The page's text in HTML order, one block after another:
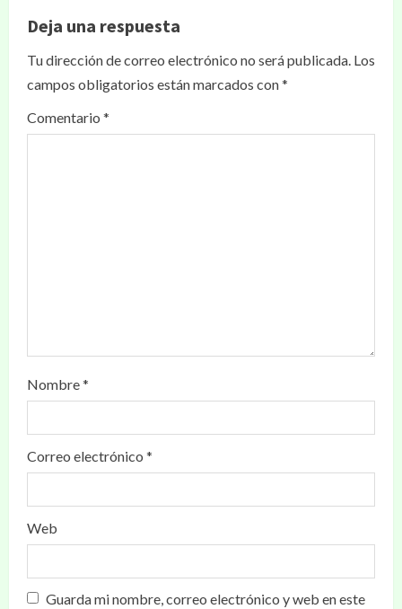
Deja una respuesta
Tu dirección de correo electrónico no será publicada. Los
campos obligatorios están marcados con*
Comentario *
Nombre*
Correo electrónico *
Web
Guarda mi nombre, correo electrónico y web en este